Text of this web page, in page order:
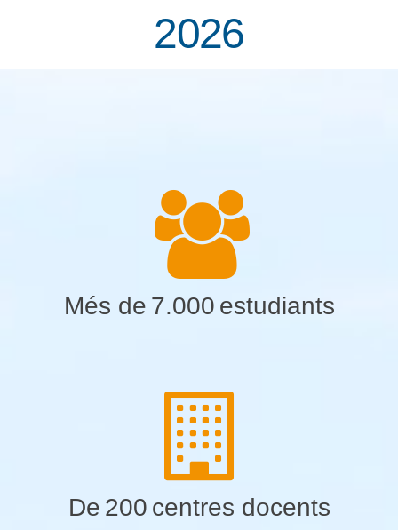
2026
Més de 7.000 estudiants
De 200 centres docents